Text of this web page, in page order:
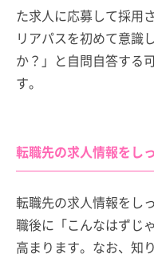
た求人に応募して採用
リアパスを初めて意識
か？」と自問自答する
す。
転職先の求人情報をし
転職先の求人情報をし
職後に「こんなはずじ
高まります。なお、知